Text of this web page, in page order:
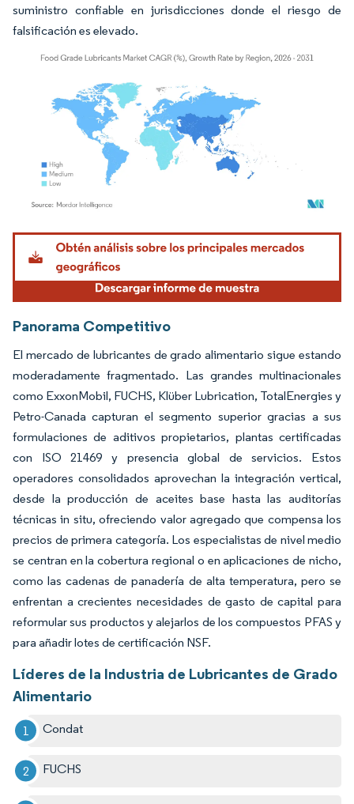
suministro confiable en jurisdicciones donde el riesgo de
falsificación es elevado.
Imagen © Mordor Intelligence. El uso requiere atribución según CC BY 4.0.
Panorama Competitivo
El mercado de lubricantes de grado alimentario sigue estando
moderadamente fragmentado. Las grandes multinacionales
como ExxonMobil, FUCHS, Klüber Lubrication, TotalEnergies y
Petro-Canada capturan el segmento superior gracias a sus
formulaciones de aditivos propietarios, plantas certificadas
con ISO 21469 y presencia global de servicios. Estos
operadores consolidados aprovechan la integración vertical,
desde la producción de aceites base hasta las auditorías
técnicas in situ, ofreciendo valor agregado que compensa los
precios de primera categoría. Los especialistas de nivel medio
se centran en la cobertura regional o en aplicaciones de nicho,
como las cadenas de panadería de alta temperatura, pero se
enfrentan a crecientes necesidades de gasto de capital para
reformular sus productos y alejarlos de los compuestos PFAS y
para añadir lotes de certificación NSF.
Líderes de la Industria de Lubricantes de Grado
Alimentario
Condat
FUCHS